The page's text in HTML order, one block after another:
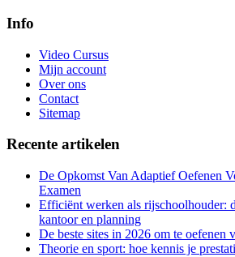
Info
Video Cursus
Mijn account
Over ons
Contact
Sitemap
Recente artikelen
De Opkomst Van Adaptief Oefenen
Examen
Efficiënt werken als rijschoolhouder:
kantoor en planning
De beste sites in 2026 om te oefenen
Theorie en sport: hoe kennis je